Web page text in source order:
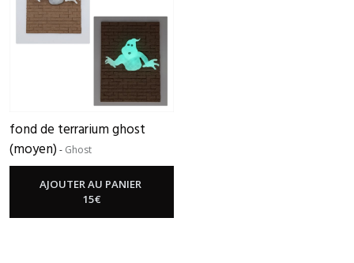
fond de terrarium ghost
(moyen) - Ghost
AJOUTER AU PANIER
15€
SPIDER
(15)
LA
SANTA
MUERTE
(2)